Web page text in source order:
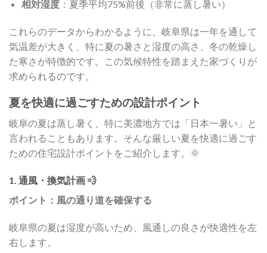
相対湿度：夏季平均75%前後（非常に蒸し暑い）
これらのデータからわかるように、岐阜県は一年を通して
気温差が大きく、特に夏の暑さと湿度の高さ、冬の乾燥し
た寒さが特徴的です。この気候特性を踏まえた家づくりが
求められるのです。
夏を快適に過ごすための設計ポイント
岐阜の夏は蒸し暑く、特に美濃地方では「日本一暑い」と
言われることもあります。そんな厳しい夏を快適に過ごす
ための住宅設計ポイントをご紹介します。🌞
1. 通風・換気計画 💨
ポイント：風の通り道を確保する
岐阜県の夏は湿度が高いため、風通しの良さが快適性を左
右します。